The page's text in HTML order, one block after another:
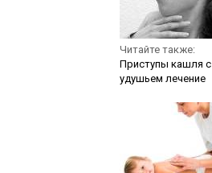
Читайте также:
Приступы кашля с
удушьем лечение